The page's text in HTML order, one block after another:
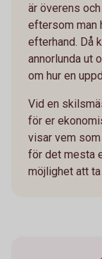
är överens
eftersom man
efterhand. Då
annorlunda ut
om hur en
Vid en
för er
visar vem
för det mesta
möjlighet att ta